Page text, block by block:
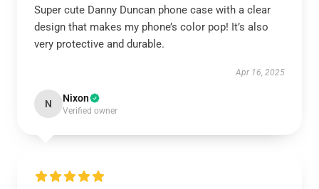
Super cute Danny Duncan phone case with a clear
design that makes my phone’s color pop! It’s also
very protective and durable.
Apr 16, 2025
N Nixon
Verified owner